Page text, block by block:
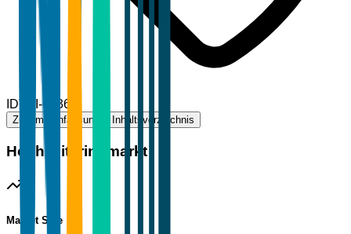
IDTBI-65364
Zusammenfassung Inhaltsverzeichnis
Hochzeitsringmarkt
Market Size